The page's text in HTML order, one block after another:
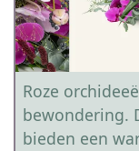
Roze
bewondering.
bieden een